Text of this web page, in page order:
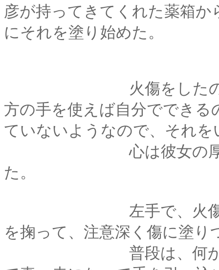
彦が持ってきてくれた薬箱
にそれを塗り始めた。
火傷をしたのは左手
方の手を使えば自分ででき
ていないようなので、それを
心は彼女の厚意にあ
た。
左手で、火傷をした
を掬って、注意深く傷に塗り
普段は、何かの拍子